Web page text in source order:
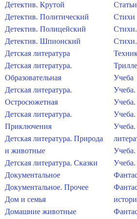
Детектив. Крутой
Детектив. Политический
Детектив. Полицейский
Детектив. Шпионский
Детская литература
Детская литература.
Образовательная
Детская литература.
Остросюжетная
Детская литература.
Приключения
Детская литература. Природа
и животные
Детская литература. Сказки
Документальное
Документальное. Прочее
Дом и семья
Домашние животные
Стихи
Учеба